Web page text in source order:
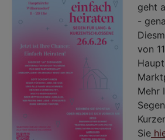
geht
-
von
Mehr
Sie